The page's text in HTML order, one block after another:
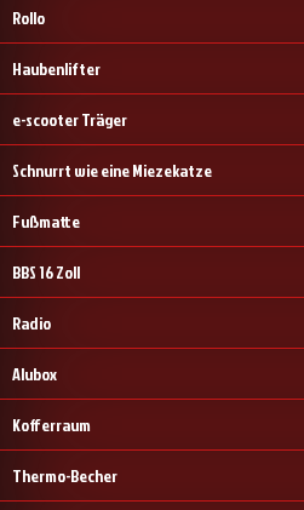
Rollo
Haubenlifter
e-scooter Träger
Schnurrt wie eine Miezekatze
Fußmatte
BBS 16 Zoll
Radio
Alubox
Kofferraum
Thermo-Becher